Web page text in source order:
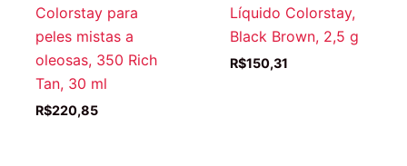
Colorstay para
peles mistas a
oleosas, 350 Rich
Tan, 30 ml
R$220,85
Líquido Colorstay,
Black Brown, 2,5 g
R$150,31